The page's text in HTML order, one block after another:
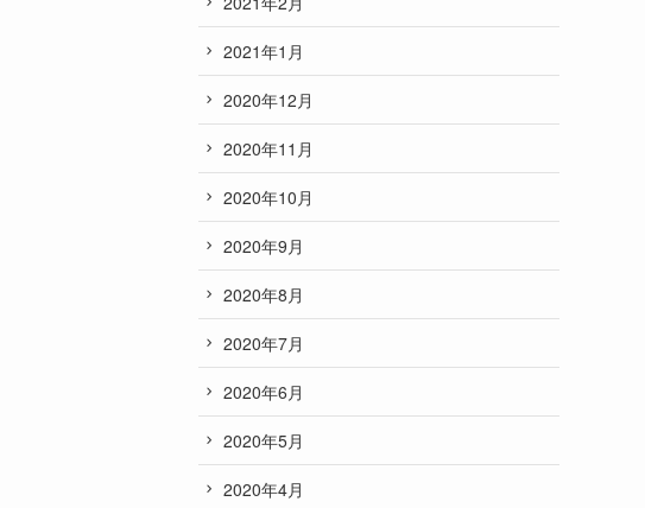
2021年1月
2020年12月
2020年11月
2020年10月
2020年9月
2020年8月
2020年7月
2020年6月
2020年5月
2020年4月